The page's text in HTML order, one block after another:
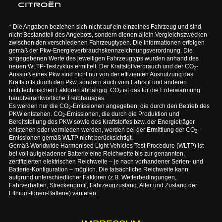
* Die Angaben beziehen sich nicht auf ein einzelnes Fahrzeug und sind
nicht Bestandteil des Angebots, sondern dienen allein Vergleichszwecken
zwischen den verschiedenen Fahrzeugtypen. Die Informationen erfolgen
gemäß der Pkw-Energieverbrauchskennzeichnungsverordnung. Die
angegebenen Werte des jeweiligen Fahrzeugtyps wurden anhand des
neuen WLTP-Testzyklus ermittelt. Der Kraftstoffverbrauch und der CO2-
Ausstoß eines Pkw sind nicht nur von der effizienten Ausnutzung des
Kraftstoffs durch den Pkw, sondern auch vom Fahrstil und anderen
nichttechnischen Faktoren abhängig. CO2ist das für die Erderwärmung
hauptverantwortliche Treibhausgas.
Es werden nur die CO2-Emissionen angegeben, die durch den Betrieb des
PKW entstehen. CO2-Emissionen, die durch die Produktion und
Bereitstellung des PKW sowie des Kraftstoffes bzw. der Energieträger
entstehen oder vermieden werden, werden bei der Ermittlung der CO2-
Emissionen gemäß WLTP nicht berücksichtigt.
Gemäß Worldwide Harmonised Light Vehicles Test Procedure (WLTP) ist
bei voll aufgeladener Batterie eine Reichweite bis zur genannten,
zertifizierten elektrischen Reichweite – je nach vorhandener Serien- und
Batterie-Konfiguration – möglich. Die tatsächliche Reichweite kann
aufgrund unterschiedlicher Faktoren (z.B. Wetterbedingungen,
Fahrverhalten, Streckenprofil, Fahrzeugzustand, Alter und Zustand der
Lithium-Ionen-Batterie) variieren.